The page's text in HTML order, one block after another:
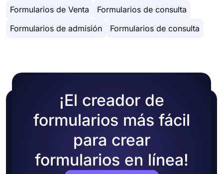
Formularios de Venta
Formularios de consulta
Formularios de admisión
Formularios de consulta
¡El creador de
formularios más fácil
para crear
formularios en línea!